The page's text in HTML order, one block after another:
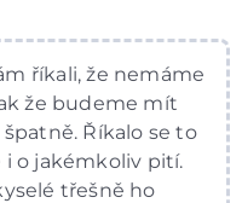
říkali, že nemáme
že budeme mít
Říkalo se to
i o jakémkoliv pití.
třešně ho